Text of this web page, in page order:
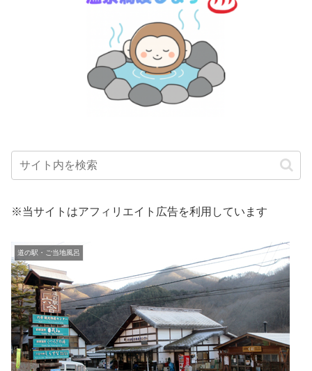
※当サイトはアフィリエイト広告を利用しています
道の駅・ご当地風呂